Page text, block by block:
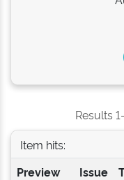
Results
Item hits:
Preview
Issue